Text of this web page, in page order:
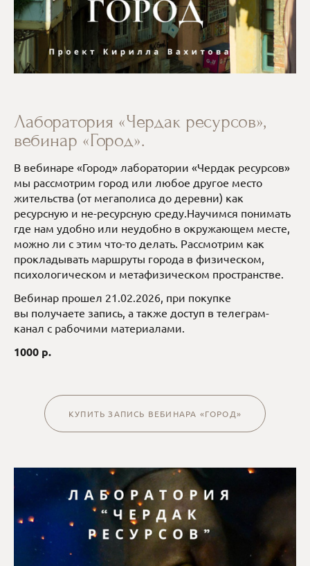
Лаборатория «Чердак ресурсов»,
вебинар «Город».
В вебинаре «Город» лаборатории «Чердак ресурсов»
мы рассмотрим город или любое другое место
жительства (от мегаполиса до деревни) как
ресурсную и не-ресурсную среду.Научимся понимать
где нам удобно или неудобно в окружающем месте,
можно ли с этим что-то делать. Рассмотрим как
прокладывать маршруты города в физическом,
психологическом и метафизическом пространстве.
Вебинар прошел 21.02.2026, при покупке
вы получаете запись, а также доступ в телеграм-
канал с рабочими материалами.
1000 р.
КУПИТЬ ЗАПИСЬ ВЕБИНАРА «ГОРОД»